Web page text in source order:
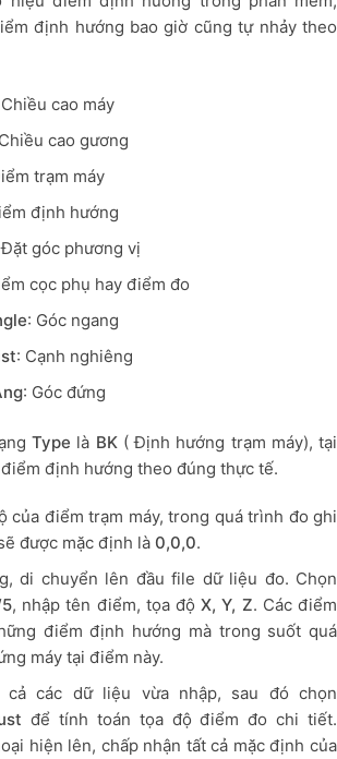
định hướng bao giờ cũng tự nhảy theo
cao máy
cao gương
trạm máy
định hướng
góc phương vị
cọc phụ hay điểm đo
: Góc ngang
: Cạnh nghiêng
: Góc đứng
Type là BK( Định hướng trạm máy), tại
định hướng theo đúng thực tế.
của điểm trạm máy, trong quá trình đo ghi
được mặc định là 0,0,0.
di chuyển lên đầu file dữ liệu đo. Chọn
, nhập tên điểm, tọa độX, Y, Z. Các điểm
điểm định hướng mà trong suốt quá
máy tại điểm này.
các dữ liệu vừa nhập, sau đó chọn
để tính toán tọa độ điểm đo chi tiết.
hiện lên, chấp nhận tất cả mặc định của